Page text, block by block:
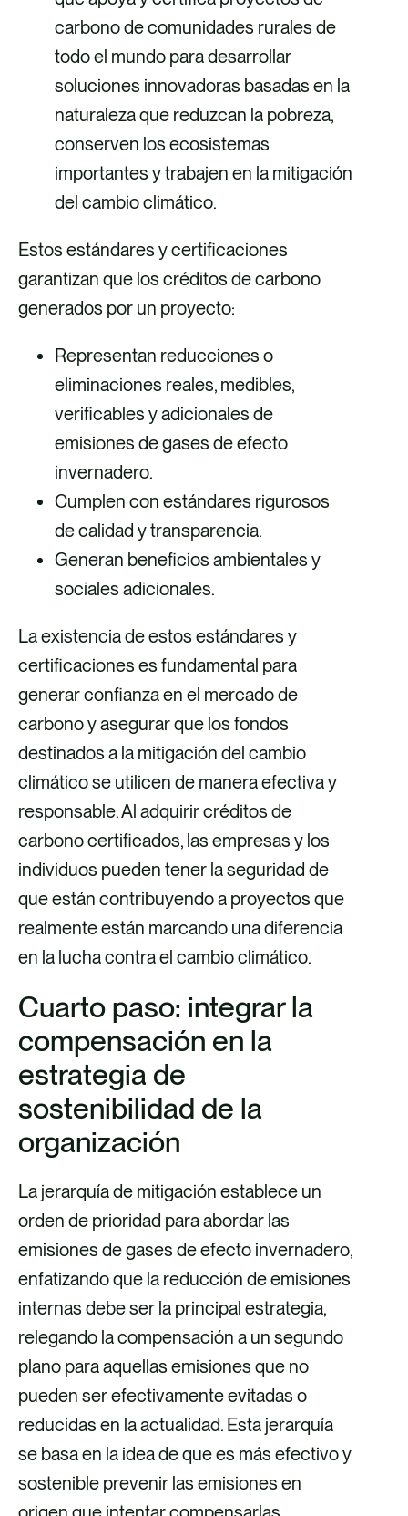
carbono de comunidades rurales de
todo el mundo para desarrollar
soluciones innovadoras basadas en la
naturaleza que reduzcan la pobreza,
conserven los ecosistemas
importantes y trabajen en la mitigación
del cambio climático.
Estos estándares y certificaciones
garantizan que los créditos de carbono
generados por un proyecto:
Representan reducciones o
eliminaciones reales, medibles,
verificables y adicionales de
emisiones de gases de efecto
invernadero.
Cumplen con estándares rigurosos
de calidad y transparencia.
Generan beneficios ambientales y
sociales adicionales.
La existencia de estos estándares y
certificaciones es fundamental para
generar confianza en el mercado de
carbono y asegurar que los fondos
destinados a la mitigación del cambio
climático se utilicen de manera efectiva y
responsable. Al adquirir créditos de
carbono certificados, las empresas y los
individuos pueden tener la seguridad de
que están contribuyendo a proyectos que
realmente están marcando una diferencia
en la lucha contra el cambio climático.
Cuarto paso: integrar la
compensación en la
estrategia de
sostenibilidad de la
organización
La jerarquía de mitigación establece un
orden de prioridad para abordar las
emisiones de gases de efecto invernadero,
enfatizando que la reducción de emisiones
internas debe ser la principal estrategia,
relegando la compensación a un segundo
plano para aquellas emisiones que no
pueden ser efectivamente evitadas o
reducidas en la actualidad. Esta jerarquía
se basa en la idea de que es más efectivo y
sostenible prevenir las emisiones en